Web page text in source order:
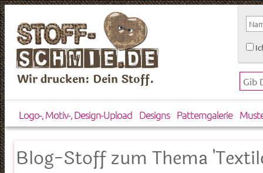
Wir drucken: Dein Stoff.
Logo-, Motiv-, Design-Upload Designs Patterngalerie
Blog-Stoff zum Thema